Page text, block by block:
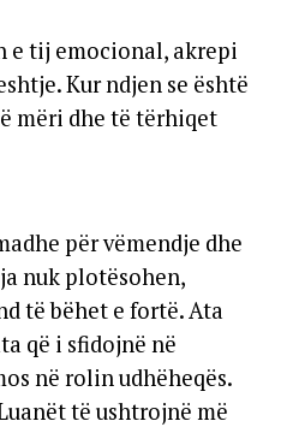
tij emocional, akrepi
Kur ndjen se është
mëri dhe të tërhiqet
për vëmendje dhe
nuk plotësohen,
të bëhet e fortë. Ata
që i sfidojnë në
në rolin udhëheqës.
të ushtrojnë më